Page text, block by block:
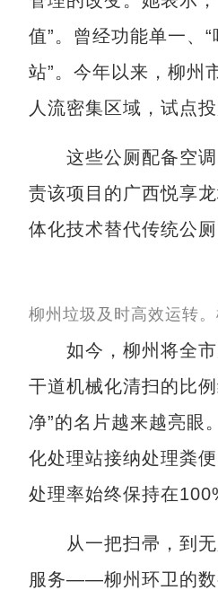
值”。曾经功能单一、
站”。今年以来，柳州
人流密集区域，试点
这些公厕配备空调
责该项目的广西悦享
体化技术替代传统公
柳州垃圾及时高效运转
如今，柳州将全市
干道机械化清扫的比
净”的名片越来越亮眼
化处理站接纳处理粪
处理率始终保持在
从一把扫帚，到无
服务——柳州环卫的数